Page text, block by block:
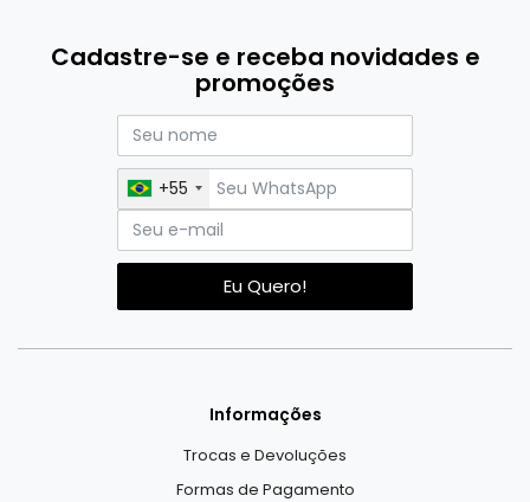
Cadastre-se e receba novidades e
promoções
+55
Eu Quero!
Informações
Trocas e Devoluções
Formas de Pagamento